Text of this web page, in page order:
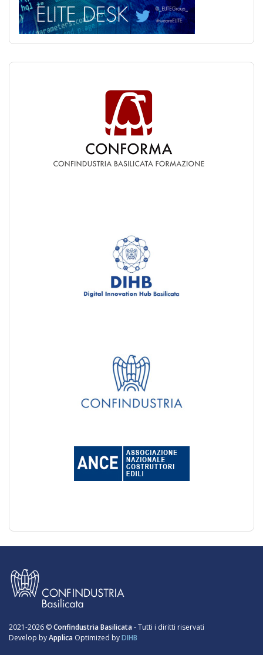
2021-2026 ©Confindustria Basilicata- Tutti i diritti riservati
Develop byApplica Optimized byDIHB